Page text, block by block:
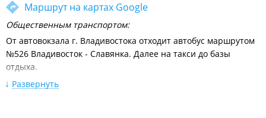
Маршрут на картах Google
Общественным транспортом:
От автовокзала г. Владивостока отходит автобус маршрутом
№526 Владивосток - Славянка. Далее на такси до базы
отдыха.
Расписание движения междугородних автобусов от
Развернуть